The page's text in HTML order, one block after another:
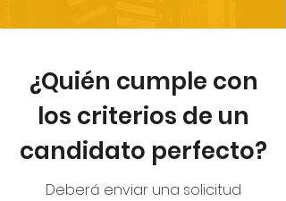
¿Quién cumple con
los criterios de un
candidato perfecto?
Deberá enviar una solicitud